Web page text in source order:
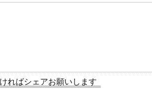
ればシェアお願いします